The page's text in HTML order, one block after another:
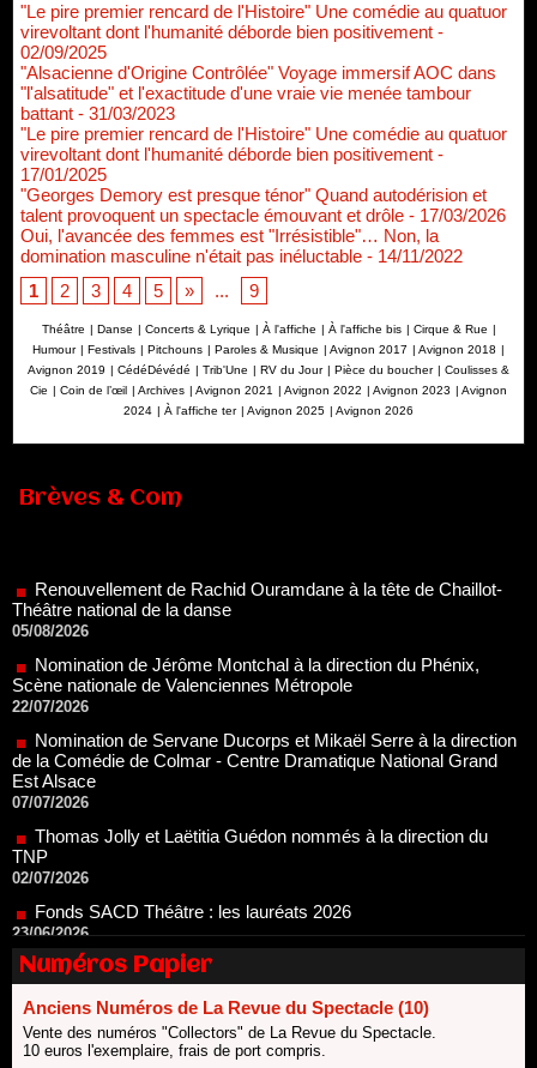
"Le pire premier rencard de l'Histoire" Une comédie au quatuor
virevoltant dont l'humanité déborde bien positivement -
02/09/2025
"Alsacienne d'Origine Contrôlée" Voyage immersif AOC dans
"l'alsatitude" et l'exactitude d'une vraie vie menée tambour
battant - 31/03/2023
"Le pire premier rencard de l'Histoire" Une comédie au quatuor
virevoltant dont l'humanité déborde bien positivement -
17/01/2025
"Georges Demory est presque ténor" Quand autodérision et
talent provoquent un spectacle émouvant et drôle - 17/03/2026
Oui, l'avancée des femmes est "Irrésistible"… Non, la
domination masculine n'était pas inéluctable - 14/11/2022
1
2 3 4 5 » ... 9
Théâtre | Danse | Concerts & Lyrique | À l'affiche | À l'affiche bis | Cirque & Rue |
Humour | Festivals | Pitchouns | Paroles & Musique | Avignon 2017 | Avignon 2018 |
Avignon 2019 | CédéDévédé | Trib'Une | RV du Jour | Pièce du boucher | Coulisses &
Cie | Coin de l’œil | Archives | Avignon 2021 | Avignon 2022 | Avignon 2023 | Avignon
2024 | À l'affiche ter | Avignon 2025 | Avignon 2026
Brèves & Com
05/08/2026
Nomination de Jérôme Montchal à la direction du Phénix,
Scène nationale de Valenciennes Métropole
22/07/2026
Nomination de Servane Ducorps et Mikaël Serre à la direction
de la Comédie de Colmar - Centre Dramatique National Grand
Est Alsace
07/07/2026
Thomas Jolly et Laëtitia Guédon nommés à la direction du
TNP
02/07/2026
Fonds SACD Théâtre : les lauréats 2026
23/06/2026
Dispositif ARTCENA Écrire pour le cirque, les lauréats 2026 !
Le palmarès des prix SACD 2026
18/06/2026
Les 10 lauréats du Fonds Grandes Formes Théâtre 2026
SACD
Numéros Papier
Anciens Numéros de La Revue du Spectacle (10)
Vente des numéros "Collectors" de La Revue du Spectacle.
10 euros l'exemplaire, frais de port compris.